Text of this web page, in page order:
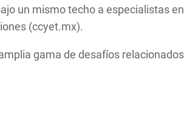
un mismo techo a especialistas
(ccyet.mx).
gama de desafíos